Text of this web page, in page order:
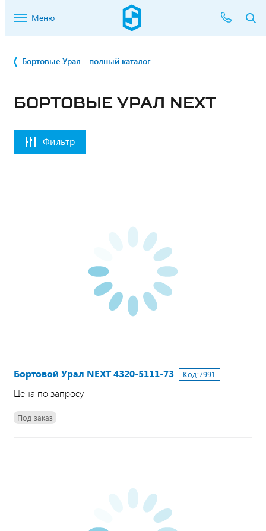
Меню
Бортовые Урал - полный каталог
БОРТОВЫЕ УРАЛ NEXT
Фильтр
Бортовой Урал NEXT 4320-5111-73 Код:7991
Цена по запросу
Под заказ